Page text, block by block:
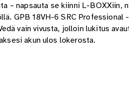
– napsauta se kiinni L-BOXXiin,
GPB 18VH-6 SRC
vain vivusta, jolloin lukitus
akun ulos lokerosta.